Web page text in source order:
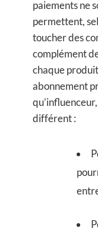
paiements ne
permettent,
toucher des
complément
chaque
abonnement
différent :